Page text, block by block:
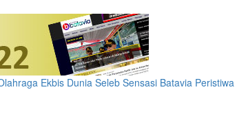
Ekbis Dunia Seleb Sensasi Batavia Peristiwa